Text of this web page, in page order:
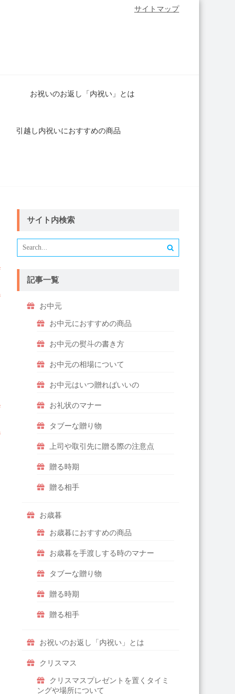
サイトマップ
お祝いのお返し「内祝い」とは
引越し内祝いにおすすめの商品
サイト内検索
記事一覧
お中元
お中元におすすめの商品
お中元の熨斗の書き方
お中元の相場について
お中元はいつ贈ればいいの
お礼状のマナー
タブーな贈り物
上司や取引先に贈る際の注意点
贈る時期
贈る相手
お歳暮
お歳暮におすすめの商品
お歳暮を手渡しする時のマナー
タブーな贈り物
贈る時期
贈る相手
お祝いのお返し「内祝い」とは
クリスマス
クリスマスプレゼントを置くタイミ
ングや場所について